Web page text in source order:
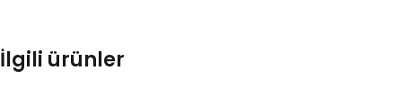
İlgili ürünler